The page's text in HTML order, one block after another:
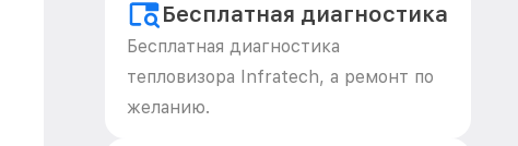
Бесплатная диагностика
Бесплатная диагностика
тепловизора Infratech, а ремонт по
желанию.